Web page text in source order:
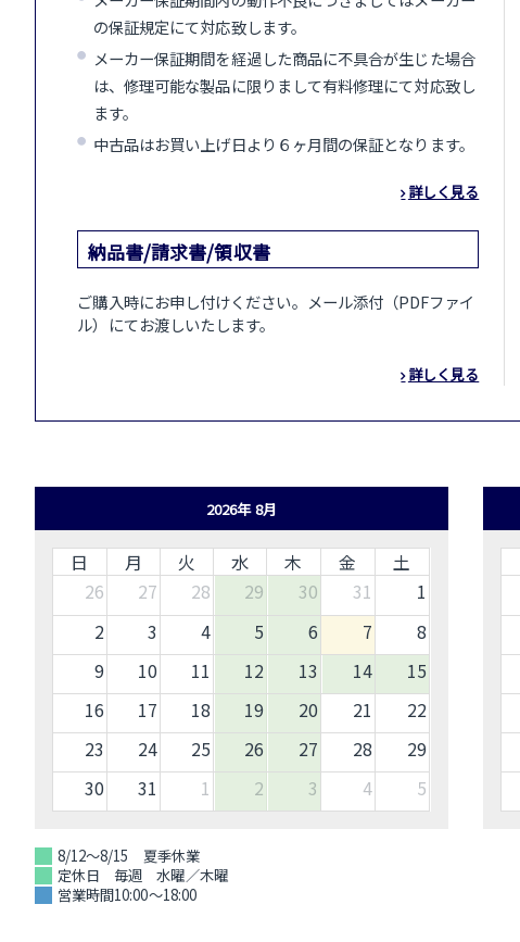
の保証規定にて対応致します。
メーカー保証期間を経過した商品に不具合が生じた場合
は、修理可能な製品に限りまして有料修理にて対応致し
ます。
中古品はお買い上げ日より６ヶ月間の保証となります。
詳しく見る
納品書/請求書/領収書
ご購入時にお申し付けください。メール添付（PDFファイ
ル）にてお渡しいたします。
詳しく見る
2026年 8月
日 月 火 水 木 金
土
26
27 28 29 30 31
1
2
3 4 5 6 7
8
9
10 11 12 13 14
15
16
17 18 19 20 21
22
23
24 25 26 27 28
29
30
31 1 2 3 4 5
8/12～8/15 夏季休業
定休日 毎週 水曜／木曜
営業時間10:00～18:00